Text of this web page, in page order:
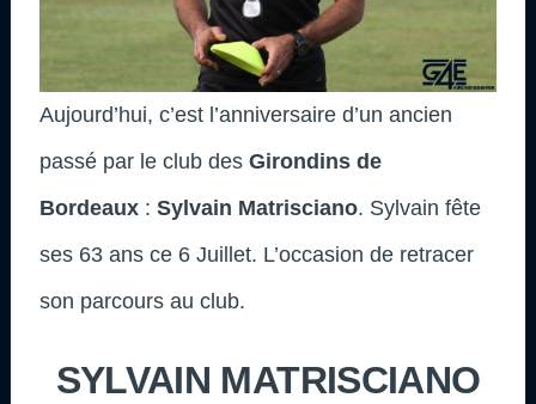
Aujourd’hui, c’est l’anniversaire d’un ancien
passé par le club des Girondins de
Bordeaux : Sylvain Matrisciano. Sylvain fête
ses 63 ans ce 6 Juillet. L’occasion de retracer
son parcours au club.
SYLVAIN MATRISCIANO